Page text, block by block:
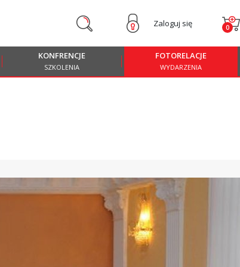
Zaloguj się 0
KONFRENCJE
SZKOLENIA
FOTORELACJE
WYDARZENIA